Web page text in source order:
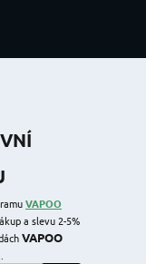
VAPOO
a slevu 2-5%
VAPOO
.